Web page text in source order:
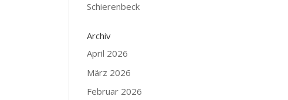
Schierenbeck
Archiv
April 2026
März 2026
Februar 2026